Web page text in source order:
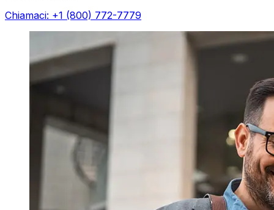
Chiamaci: +1 (800) 772-7779